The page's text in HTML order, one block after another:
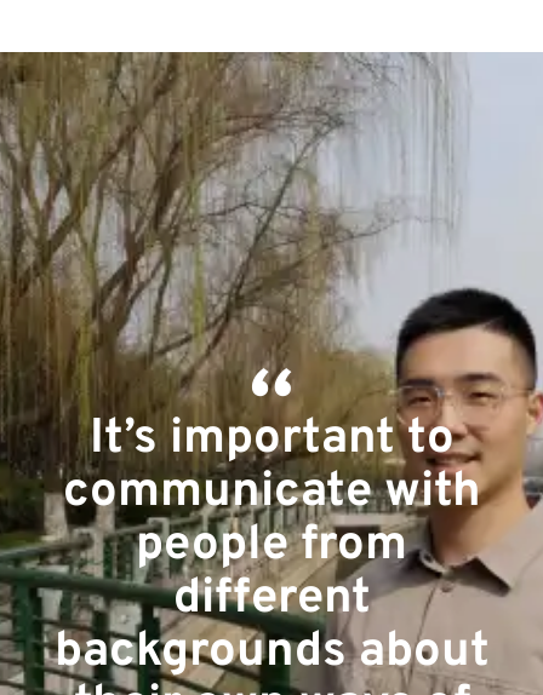
It’s important to
communicate with
people from
different
backgrounds about